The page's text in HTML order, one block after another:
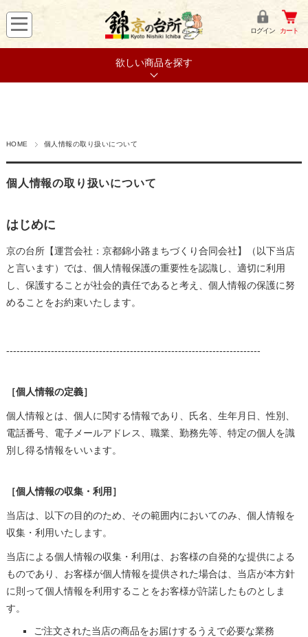
ログイン カート
欲しい商品を探す
HOME 個人情報の取り扱いについて
個人情報の取り扱いについて
はじめに
京の台所【運営会社：京都錦小路まちづくり合同会社】（以下当店
と言います）では、個人情報保護の重要性を認識し、適切に利用
し、保護することが社会的責任であると考え、個人情報の保護に努
めることをお約束いたします。
--------------------------------------------------------------------------
［個人情報の定義］
個人情報とは、個人に関する情報であり、氏名、生年月日、性別、
電話番号、電子メールアドレス、職業、勤務先等、特定の個人を識
別し得る情報をいいます。
［個人情報の収集・利用］
当店は、以下の目的のため、その範囲内においてのみ、個人情報を
収集・利用いたします。
当店による個人情報の収集・利用は、お客様の自発的な提供による
ものであり、お客様が個人情報を提供された場合は、当店が本方針
に則って個人情報を利用することをお客様が許諾したものとしま
す。
ご注文された当店の商品をお届けするうえで必要な業務